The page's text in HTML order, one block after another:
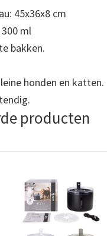
45x36x8 cm
ml
bakken.
honden en katten.
producten